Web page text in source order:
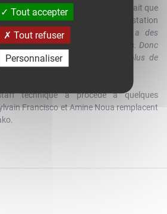
jouer"
, précise un entraîneur qui sait que
le ton par rapport à leur prestation
progrès partout. La Finlande a des
à la Belgique sur le tir à trois-points. Donc
gommer des choses et trouver plus de
attaque."
technique a procédé à quelques
Francisco et Amine Noua remplacent
Tout accepter
Tout refuser
Personnaliser